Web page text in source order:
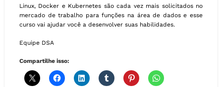
Linux, Docker e Kubernetes são cada vez mais solicitados no
mercado de trabalho para funções na área de dados e esse
curso vai ajudar você a desenvolver suas habilidades.
Equipe DSA
Compartilhe isso: